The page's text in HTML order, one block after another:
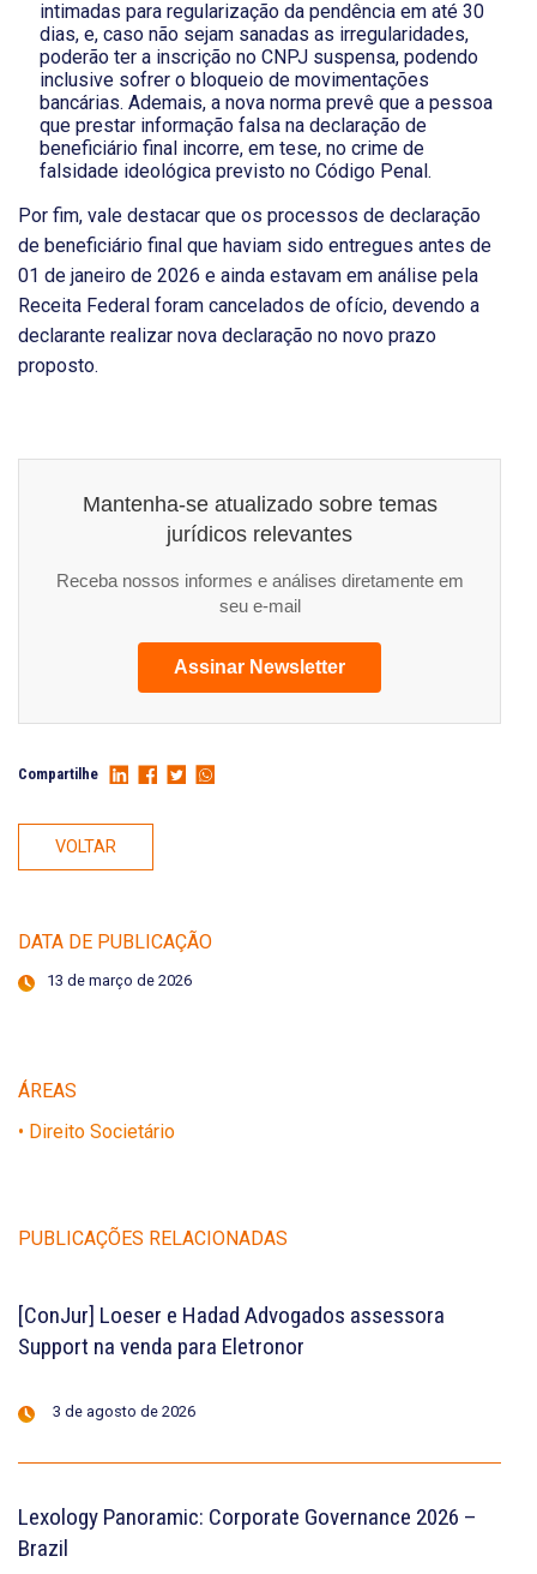
intimadas para regularização da pendência em até 30
dias, e, caso não sejam sanadas as irregularidades,
poderão ter a inscrição no CNPJ suspensa, podendo
inclusive sofrer o bloqueio de movimentações
bancárias. Ademais, a nova norma prevê que a pessoa
que prestar informação falsa na declaração de
beneficiário final incorre, em tese, no crime de
falsidade ideológica previsto no Código Penal.
Por fim, vale destacar que os processos de declaração
de beneficiário final que haviam sido entregues antes de
01 de janeiro de 2026 e ainda estavam em análise pela
Receita Federal foram cancelados de ofício, devendo a
declarante realizar nova declaração no novo prazo
proposto.
Mantenha-se atualizado sobre temas
jurídicos relevantes
Receba nossos informes e análises diretamente em
seu e-mail
Assinar Newsletter
Compartilhe
VOLTAR
DATA DE PUBLICAÇÃO
13 de março de 2026
ÁREAS
• Direito Societário
PUBLICAÇÕES RELACIONADAS
[ConJur] Loeser e Hadad Advogados assessora
Support na venda para Eletronor
3 de agosto de 2026
Lexology Panoramic: Corporate Governance 2026 –
Brazil